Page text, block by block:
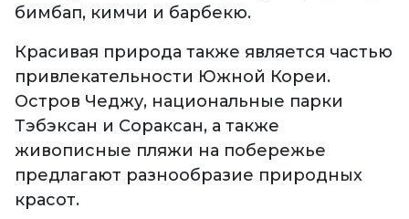
бимбап, кимчи и барбекю.
Красивая природа также является частью
привлекательности Южной Кореи.
Остров Чеджу, национальные парки
Тэбэксан и Сораксан, а также
живописные пляжи на побережье
предлагают разнообразие природных
красот.